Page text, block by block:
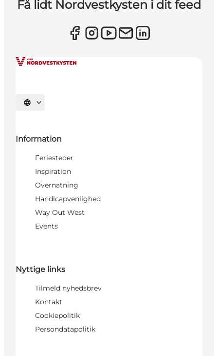
Få lidt Nordvestkysten i dit feed
Vælg sprog
Information
Feriesteder
Inspiration
Overnatning
Handicapvenlighed
Way Out West
Events
Nyttige links
Tilmeld nyhedsbrev
Kontakt
Cookiepolitik
Persondatapolitik